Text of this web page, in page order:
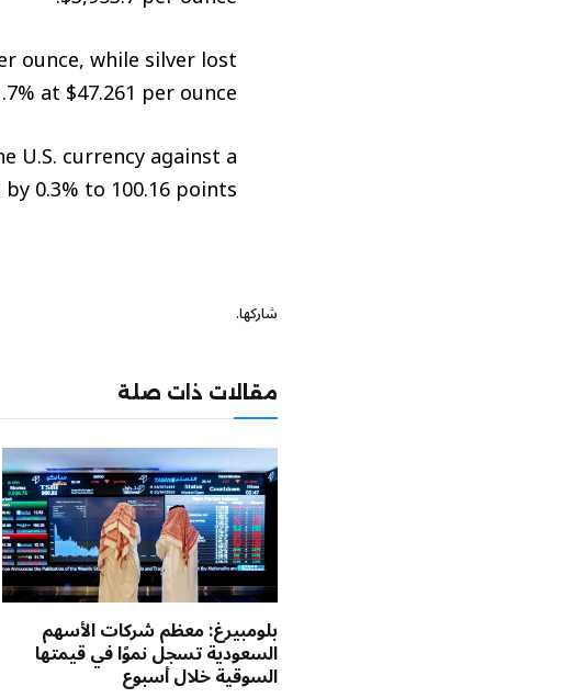
ounce, while silver lost
at $47.261 per ounce.
U.S. currency against a
0.3% to 100.16 points.
شاركها.
مقالات ذات صلة
بلومبيرغ: معظم شركات الأسهم
السعودية تسجل نموًا في قيمتها
السوقية خلال أسبوع